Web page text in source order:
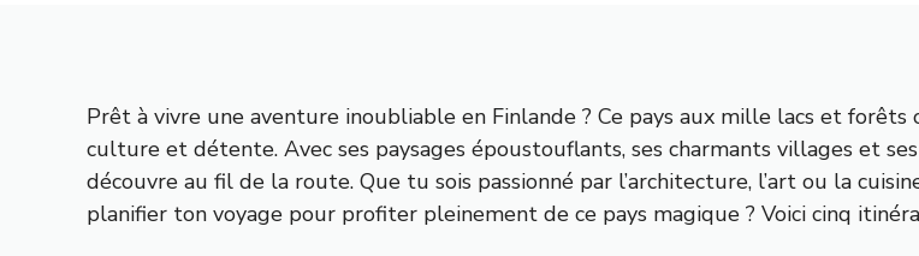
Prêt à vivre une aventure inoubliable en Finlande ? Ce pays aux mille lacs et
culture et détente. Avec ses paysages époustouflants, ses charmants villages et
découvre au fil de la route. Que tu sois passionné par l’architecture, l’art ou la
planifier ton voyage pour profiter pleinement de ce pays magique ? Voici cinq